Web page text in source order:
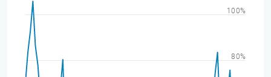
80%
100%